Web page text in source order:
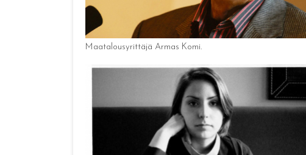
Maatalousyrittäjä Armas Komi.